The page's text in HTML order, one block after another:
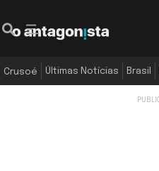
Crusoé Últimas Notícias Brasil